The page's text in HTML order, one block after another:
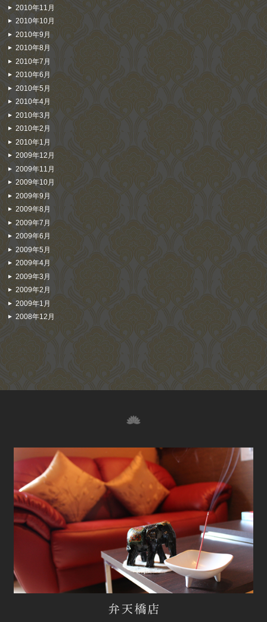
2010年11月
2010年10月
2010年9月
2010年8月
2010年7月
2010年6月
2010年5月
2010年4月
2010年3月
2010年2月
2010年1月
2009年12月
2009年11月
2009年10月
2009年9月
2009年8月
2009年7月
2009年6月
2009年5月
2009年4月
2009年3月
2009年2月
2009年1月
2008年12月